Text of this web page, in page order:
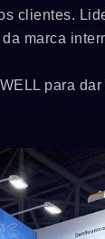
clientes.
marca
para